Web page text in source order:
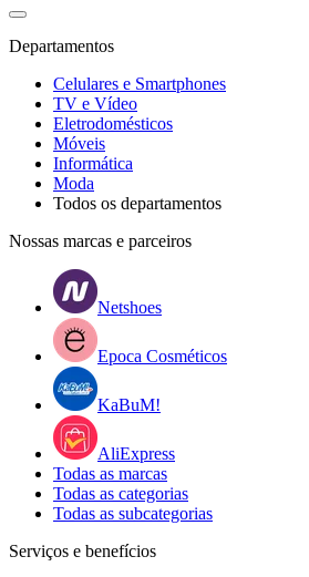
Departamentos
Celulares e Smartphones
TV e Vídeo
Eletrodomésticos
Móveis
Informática
Moda
Todos os departamentos
Nossas marcas e parceiros
Netshoes
Epoca Cosméticos
KaBuM!
AliExpress
Todas as marcas
Todas as categorias
Todas as subcategorias
Serviços e benefícios